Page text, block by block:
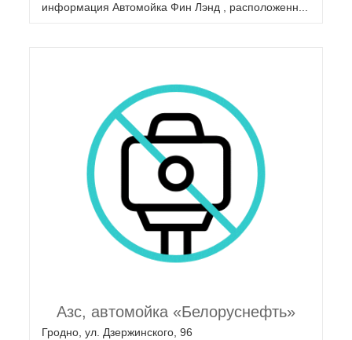
информация Автомойка Фин Лэнд , расположенн...
Азс, автомойка «Белоруснефть»
Гродно, ул. Дзержинского, 96